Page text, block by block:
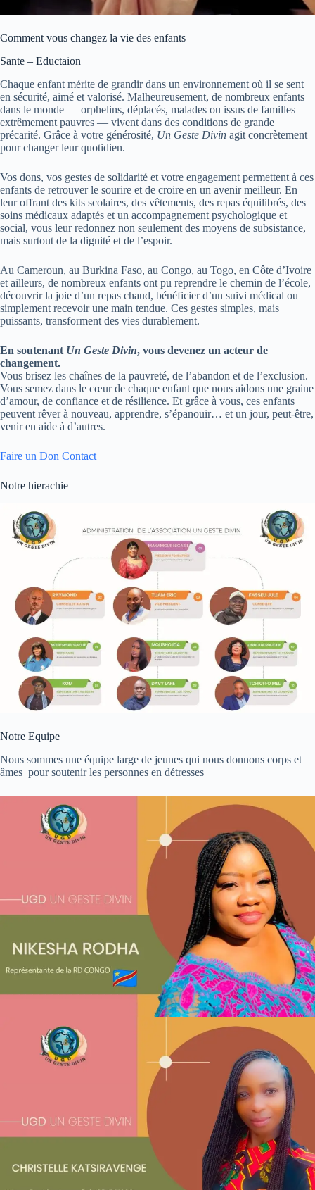
Comment vous changez la vie des enfants
Sante – Eductaion
Chaque enfant mérite de grandir dans un environnement où il se sent
en sécurité, aimé et valorisé. Malheureusement, de nombreux enfants
dans le monde — orphelins, déplacés, malades ou issus de familles
extrêmement pauvres — vivent dans des conditions de grande
précarité. Grâce à votre générosité, Un Geste Divin agit concrètement
pour changer leur quotidien.
Vos dons, vos gestes de solidarité et votre engagement permettent à ces
enfants de retrouver le sourire et de croire en un avenir meilleur. En
leur offrant des kits scolaires, des vêtements, des repas équilibrés, des
soins médicaux adaptés et un accompagnement psychologique et
social, vous leur redonnez non seulement des moyens de subsistance,
mais surtout de la dignité et de l’espoir.
Au Cameroun, au Burkina Faso, au Congo, au Togo, en Côte d’Ivoire
et ailleurs, de nombreux enfants ont pu reprendre le chemin de l’école,
découvrir la joie d’un repas chaud, bénéficier d’un suivi médical ou
simplement recevoir une main tendue. Ces gestes simples, mais
puissants, transforment des vies durablement.
En soutenant Un Geste Divin, vous devenez un acteur de
changement.
Vous brisez les chaînes de la pauvreté, de l’abandon et de l’exclusion.
Vous semez dans le cœur de chaque enfant que nous aidons une graine
d’amour, de confiance et de résilience. Et grâce à vous, ces enfants
peuvent rêver à nouveau, apprendre, s’épanouir… et un jour, peut-être,
venir en aide à d’autres.
Faire un Don Contact
Notre hierachie
Notre Equipe
Nous sommes une équipe large de jeunes qui nous donnons corps et
âmes pour soutenir les personnes en détresses